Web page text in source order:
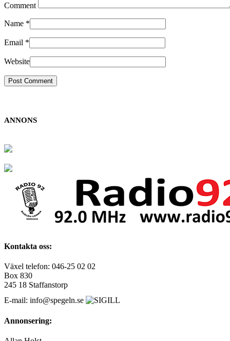
Comment
Name *
Email *
Website
ANNONS
Kontakta oss:
Växel telefon: 046-25 02 02
Box 830
245 18 Staffanstorp
E-mail: info@spegeln.se
Annonsering: